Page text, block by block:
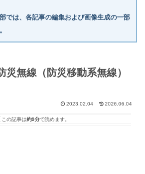
では、各記事の編集および画像生成の一部
災無線（防災移動系無線）
2023.02.04 2026.06.04
この記事は約9分で読めます。